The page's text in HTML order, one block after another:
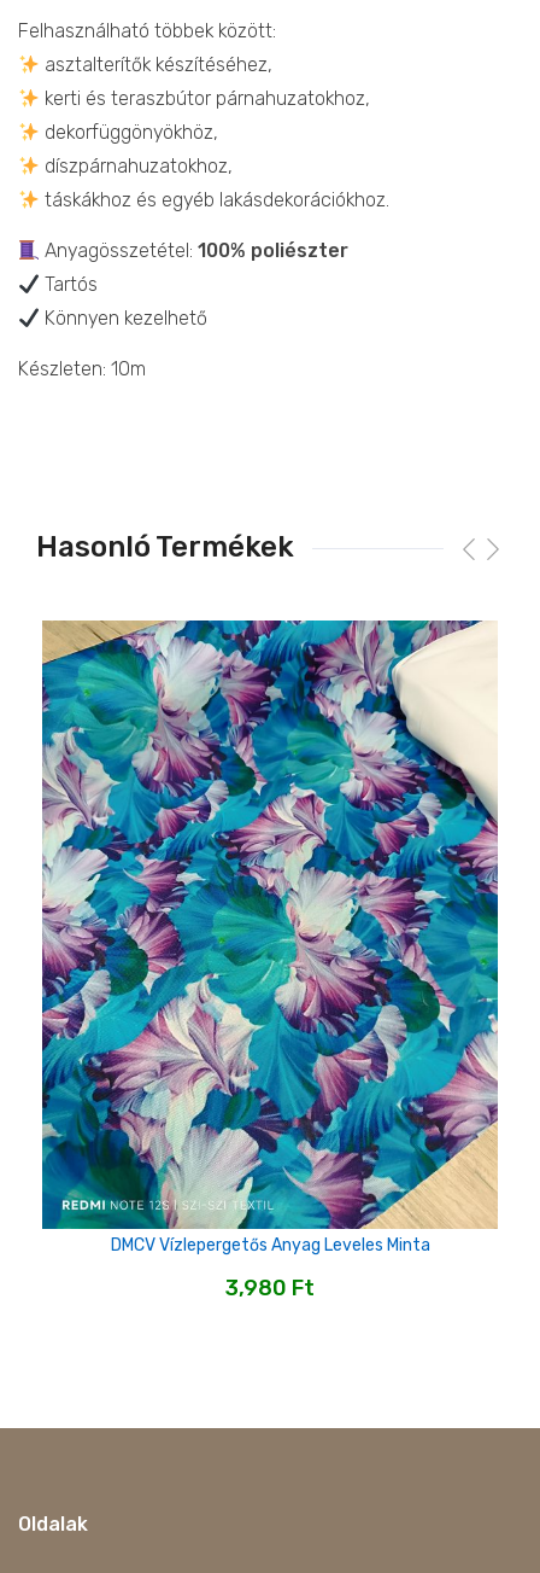
Felhasználható többek között:
asztalterítők készítéséhez,
kerti és teraszbútor párnahuzatokhoz,
dekorfüggönyökhöz,
díszpárnahuzatokhoz,
táskákhoz és egyéb lakásdekorációkhoz.
Anyagösszetétel:100% poliészter
Tartós
Könnyen kezelhető
Készleten: 10m
Hasonló Termékek
DMCV Vízlepergetős Anyag Leveles Minta
3,980 Ft
Oldalak